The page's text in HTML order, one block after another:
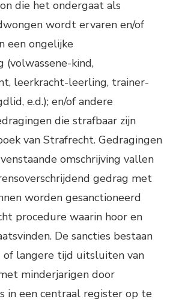
die het ondergaat als
wordt ervaren en/of
een ongelijke
(volwassene-kind,
leerkracht-leerling, trainer-
e.d.); en/of andere
die strafbaar zijn
van Strafrecht. Gedragingen
omschrijving vallen
gedrag met
worden gesanctioneerd
procedure waarin hoor en
De sancties bestaan
langere tijd uitsluiten van
minderjarigen door
in een centraal register op te